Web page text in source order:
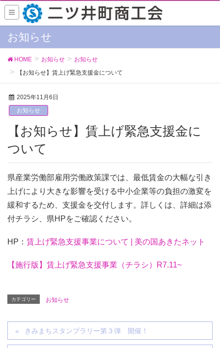
お知らせ
HOME お知らせ
お知らせ
【お知らせ】賃上げ緊急支援金について
2025年11月6日
お知らせ
【お知らせ】賃上げ緊急支援金に
ついて
県産業労働部雇用労働政策課では、最低賃金の大幅な引き
上げにより大きな影響を受ける中小企業等の負担の激変を
緩和するため、支援金を交付します。詳しくは、詳細は添
付チラシ、県HPをご確認ください。
HP： 賃上げ緊急支援事業について | 美の国あきたネット
【施行版】賃上げ緊急支援事業（チラシ）R7.11~
カテゴリー お知らせ
きみまちスタンプラリー第３弾 開催！